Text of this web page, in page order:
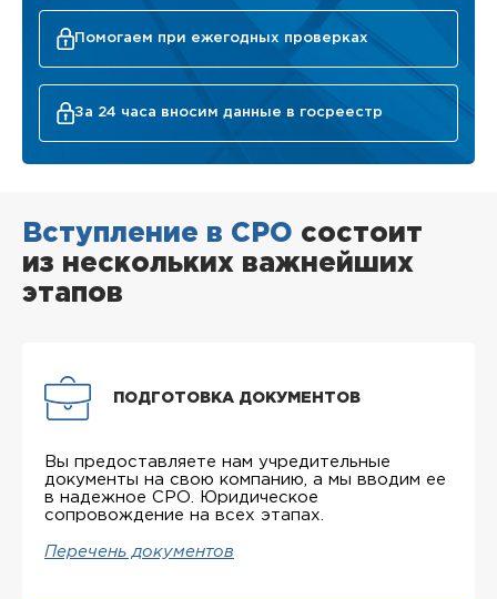
Помогаем при ежегодных проверках
За 24 часа вносим данные в госреестр
Вступление в СРО состоит
из нескольких важнейших
этапов
ПОДГОТОВКА ДОКУМЕНТОВ
Вы предоставляете нам учредительные
документы на свою компанию, а мы вводим ее
в надежное СРО. Юридическое
сопровождение на всех этапах.
Перечень документов